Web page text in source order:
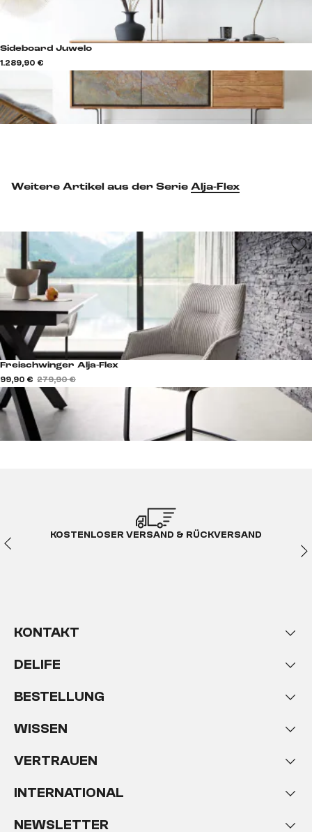
Weitere Artikel aus der Serie Alja-Flex
Freischwinger Alja-Flex
99,90 € 279,90 €
Sideboard Juwelo
1.289,90 €
KOSTENLOSER VERSAND & RÜCKVERSAND
KONTAKT
DELIFE
BESTELLUNG
WISSEN
VERTRAUEN
INTERNATIONAL
NEWSLETTER